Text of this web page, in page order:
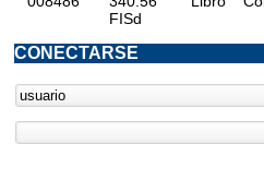
FISd
CONECTARSE